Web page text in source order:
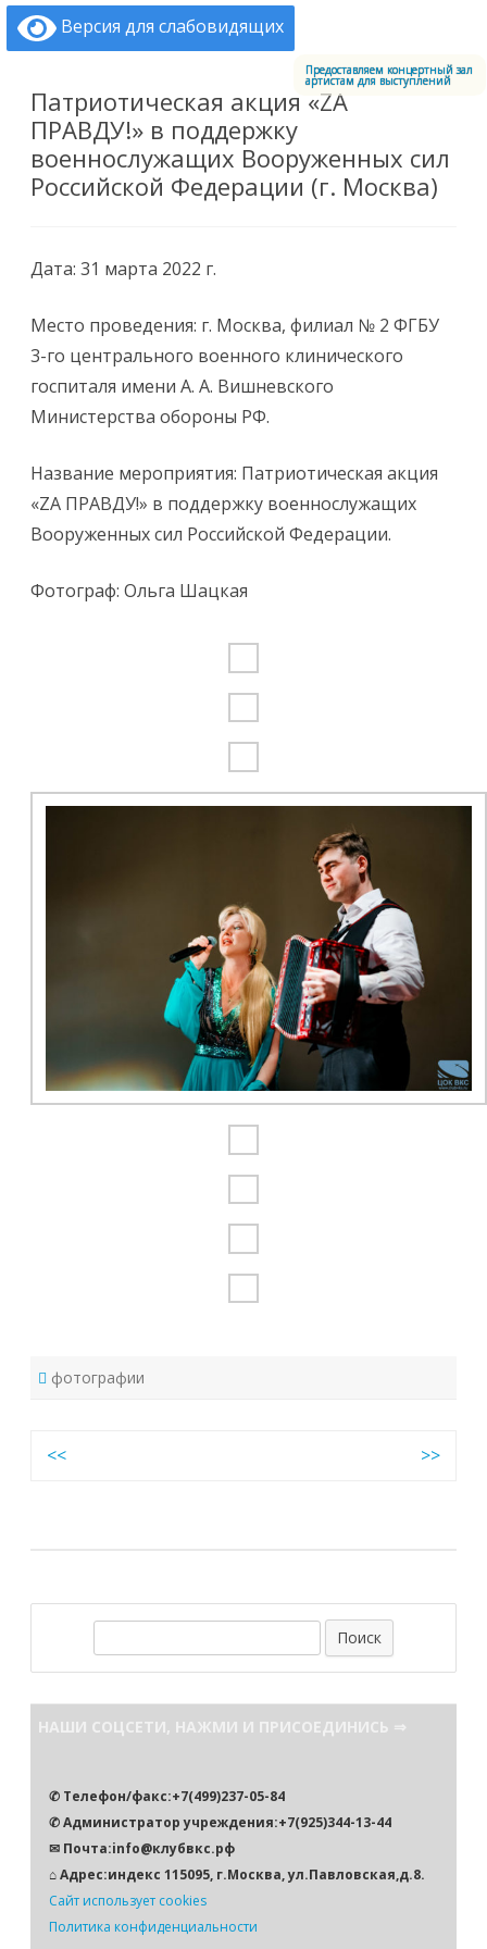
Меню
Центральный офицерский клуб Воздушно-космических сил
Версия для слабовидящих
Предоставляем концертный зал
артистам для выступлений
Перейти к содержимому
Патриотическая акция «ZA
ПРАВДУ!» в поддержку
военнослужащих Вооруженных сил
Российской Федерации (г. Москва)
Дата: 31 марта 2022 г.
Место проведения: г. Москва, филиал № 2 ФГБУ
3-го центрального военного клинического
госпиталя имени А. А. Вишневского
Министерства обороны РФ.
Название мероприятия: Патриотическая акция
«ZA ПРАВДУ!» в поддержку военнослужащих
Вооруженных сил Российской Федерации.
Фотограф: Ольга Шацкая
фотографии
Навигация
<< >>
НАШИ СОЦСЕТИ, НАЖМИ И ПРИСОЕДИНИСЬ ⇒
✆ Телефон/факс:+7(499)237-05-84
✆ Администратор учреждения:+7(925)344-13-44
✉ Почта:info@клубвкс.рф
⌂ Адрес:индекс 115095, г.Москва, ул.Павловская,д.8.
Сайт использует cookies
Политика конфиденциальности